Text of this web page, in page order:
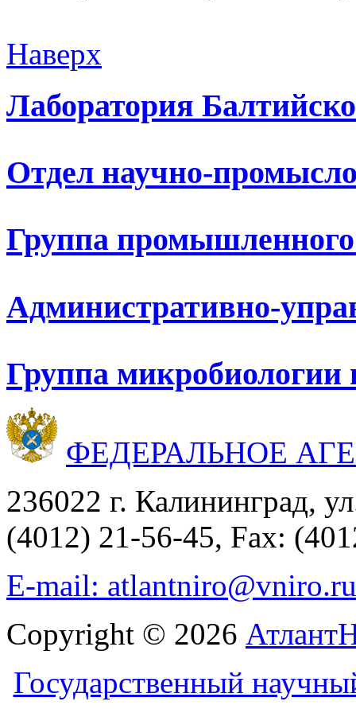
Наверх
Лаборатория
Отдел научно-
Группа
Административно-
Группа микробиологии
ФЕДЕРАЛЬНОЕ
236022 г. Калининград,
(4012) 21-56-45, Fax:
E-mail: atlantniro@vniro.ru
Copyright © 2026
Государственный